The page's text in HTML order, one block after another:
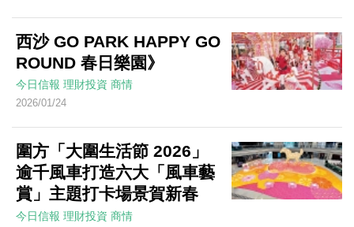
西沙 GO PARK HAPPY GO
ROUND 春日樂園》
今日信報 理財投資 商情
2026/01/24
圍方「大圍生活節 2026」
逾千風車打造六大「風車藝
賞」主題打卡場景賀新春
今日信報 理財投資 商情